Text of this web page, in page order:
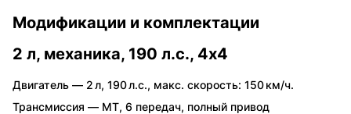
Модификации и комплектации
2 л, механика, 190 л.с., 4x4
Двигатель — 2 л, 190 л.с., макс. скорость: 150 км/ч.
Трансмиссия — MT, 6 передач, полный привод